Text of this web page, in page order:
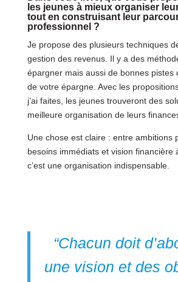
les jeunes à mieux organiser
tout en construisant leur
professionnel ?
Je propose des plusieurs techniques
gestion des revenus. Il y a des
épargner mais aussi de bonnes pistes
de votre épargne. Avec les
j’ai faites, les jeunes trouveront des
meilleure organisation de leurs
Une chose est claire : entre ambitions
besoins immédiats et vision financière
c’est une organisation indispensable.
“Chacun doit
une vision et des